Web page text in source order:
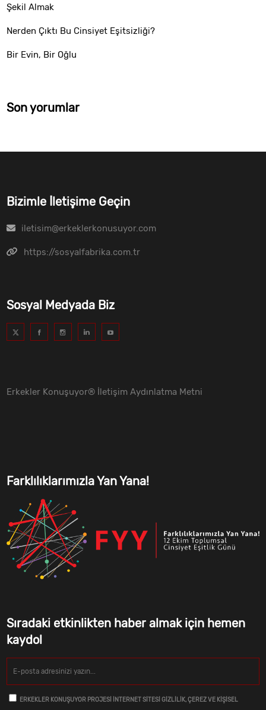
Şekil Almak
Nerden Çıktı Bu Cinsiyet Eşitsizliği?
Bir Evin, Bir Oğlu
Son yorumlar
Bizimle İletişime Geçin
iletisim@erkeklerkonusuyor.com
https://sosyalfabrika.com.tr
Sosyal Medyada Biz
Erkekler Konuşuyor® İletişim Aydınlatma Metni
Farklılıklarımızla Yan Yana!
Sıradaki etkinlikten haber almak için hemen
kaydol
ERKEKLER KONUŞUYOR PROJESI İNTERNET SITESI GIZLILIK, ÇEREZ VE KIŞISEL